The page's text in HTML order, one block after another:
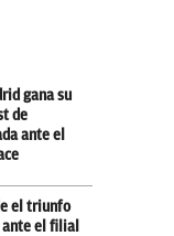
gana su
de
ante el
el triunfo
el filial